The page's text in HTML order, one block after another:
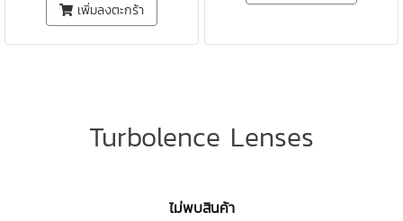
เพิ่มลงตะกร้า
Turbolence Lenses
ไม่พบสินค้า